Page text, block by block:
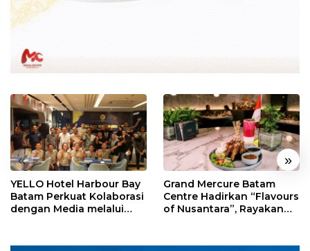
« »
YELLO Hotel Harbour Bay
Batam Perkuat Kolaborasi
dengan Media melalui
Grand Mercure Batam
Centre Hadirkan “Flavours
of Nusantara”, Rayakan